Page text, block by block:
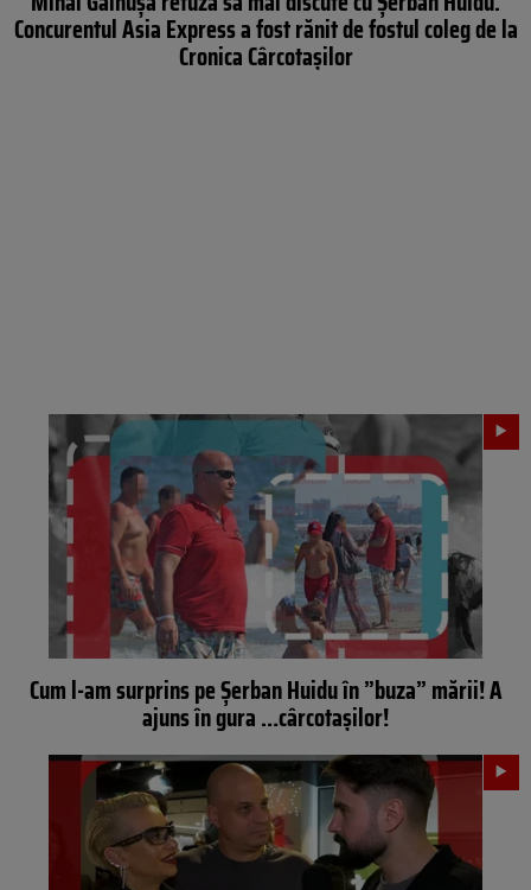
Concurentul Asia Express a fost rănit de fostul coleg de la
Cronica Cârcotaşilor
Cum l-am surprins pe Șerban Huidu în ”buza” mării! A
ajuns în gura …cârcotașilor!